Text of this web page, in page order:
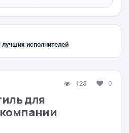
исполнителей
125 0
для